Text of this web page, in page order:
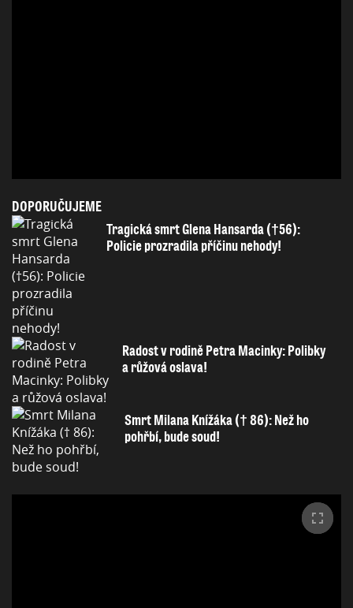
DOPORUČUJEME
Tragická smrt Glena Hansarda (†56):
Policie prozradila příčinu nehody!
Radost v rodině Petra Macinky: Polibky
a růžová oslava!
Smrt Milana Knížáka († 86): Než ho
pohřbí, bude soud!